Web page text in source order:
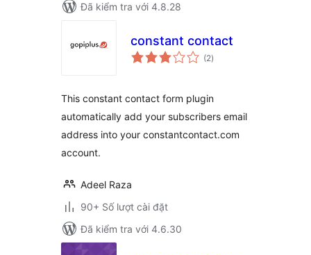
Đã kiểm tra với 4.8.28
constant contact
(2tổng
đánh
)
This constant contact form plugin
automatically add your subscribers email
address into your constantcontact.com
account.
Adeel Raza
90+ Số lượt cài đặt
Đã kiểm tra với 4.6.30